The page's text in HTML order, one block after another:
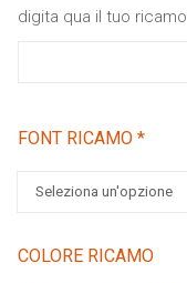
digita qua il tuo ricamo
FONT RICAMO *
COLORE RICAMO